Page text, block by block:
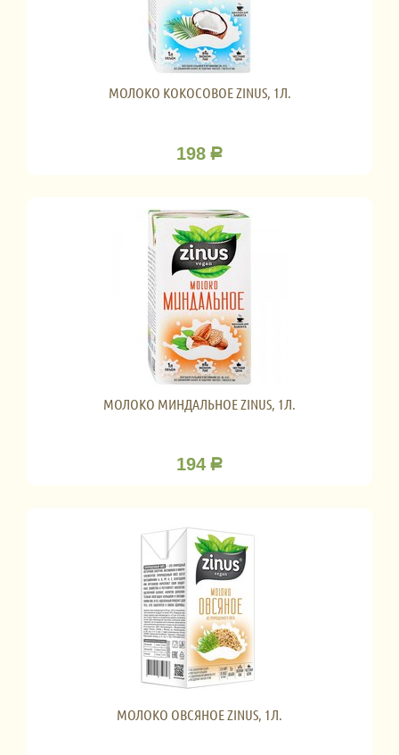
МОЛОКО КОКОСОВОЕ ZINUS, 1Л.
198 Р
МОЛОКО МИНДАЛЬНОЕ ZINUS, 1Л.
194 Р
МОЛОКО ОВСЯНОЕ ZINUS, 1Л.